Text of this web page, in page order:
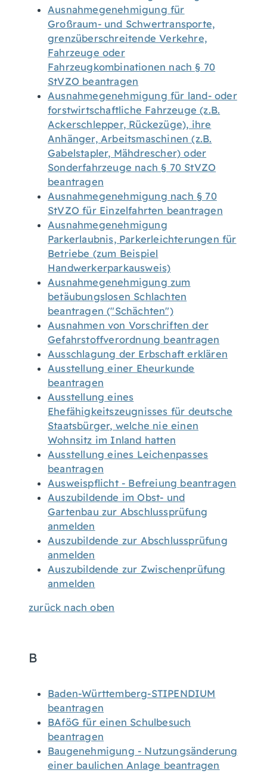
Ausnahmegenehmigung für
Großraum- und Schwertransporte,
grenzüberschreitende Verkehre,
Fahrzeuge oder
Fahrzeugkombinationen nach § 70
StVZO beantragen
Ausnahmegenehmigung für land- oder
forstwirtschaftliche Fahrzeuge (z.B.
Ackerschlepper, Rückezüge), ihre
Anhänger, Arbeitsmaschinen (z.B.
Gabelstapler, Mähdrescher) oder
Sonderfahrzeuge nach § 70 StVZO
beantragen
Ausnahmegenehmigung nach § 70
StVZO für Einzelfahrten beantragen
Ausnahmegenehmigung
Parkerlaubnis, Parkerleichterungen für
Betriebe (zum Beispiel
Handwerkerparkausweis)
Ausnahmegenehmigung zum
betäubungslosen Schlachten
beantragen ("Schächten")
Ausnahmen von Vorschriften der
Gefahrstoffverordnung beantragen
Ausschlagung der Erbschaft erklären
Ausstellung einer Eheurkunde
beantragen
Ausstellung eines
Ehefähigkeitszeugnisses für deutsche
Staatsbürger, welche nie einen
Wohnsitz im Inland hatten
Ausstellung eines Leichenpasses
beantragen
Ausweispflicht - Befreiung beantragen
Auszubildende im Obst- und
Gartenbau zur Abschlussprüfung
anmelden
Auszubildende zur Abschlussprüfung
anmelden
Auszubildende zur Zwischenprüfung
anmelden
zurück nach oben
B
Baden-Württemberg-STIPENDIUM
beantragen
BAföG für einen Schulbesuch
beantragen
Baugenehmigung - Nutzungsänderung
einer baulichen Anlage beantragen